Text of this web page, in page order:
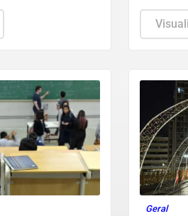
social.
Básica
nesta
de
e
de
principal
Geral